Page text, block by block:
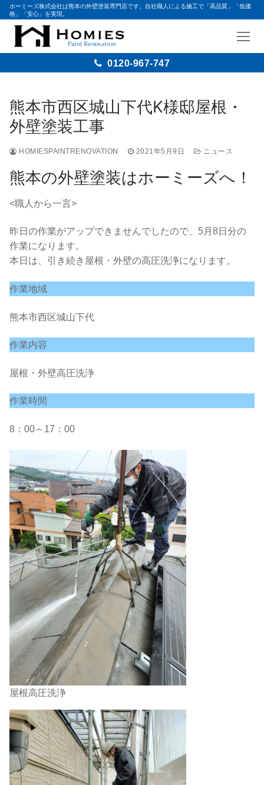
ホーミーズ株式会社は熊本の外壁塗装専門店です。自社職人による施工で「高品質」「低価
格」「安心」を実現。
0120-967-747
熊本市西区城山下代K様邸屋根・
外壁塗装工事
HOMIESPAINTRENOVATION 2021年5月9日 ニュース
熊本の外壁塗装はホーミーズへ！
<職人から一言>
昨日の作業がアップできませんでしたので、5月8日分の
作業になります。
本日は、引き続き屋根・外壁の高圧洗浄になります。
作業地域
熊本市西区城山下代
作業内容
屋根・外壁高圧洗浄
作業時間
8：00～17：00
屋根高圧洗浄